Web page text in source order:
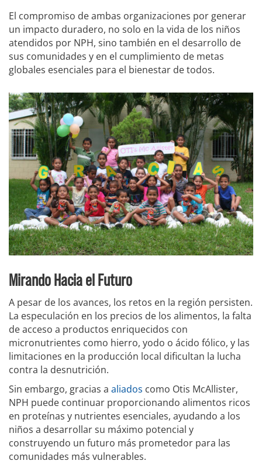
El compromiso de ambas organizaciones por generar
un impacto duradero, no solo en la vida de los niños
atendidos por NPH, sino también en el desarrollo de
sus comunidades y en el cumplimiento de metas
globales esenciales para el bienestar de todos.
Mirando Hacia el Futuro
A pesar de los avances, los retos en la región persisten.
La especulación en los precios de los alimentos, la falta
de acceso a productos enriquecidos con
micronutrientes como hierro, yodo o ácido fólico, y las
limitaciones en la producción local dificultan la lucha
contra la desnutrición.
Sin embargo, gracias a aliados como Otis McAllister,
NPH puede continuar proporcionando alimentos ricos
en proteínas y nutrientes esenciales, ayudando a los
niños a desarrollar su máximo potencial y
construyendo un futuro más prometedor para las
comunidades más vulnerables.